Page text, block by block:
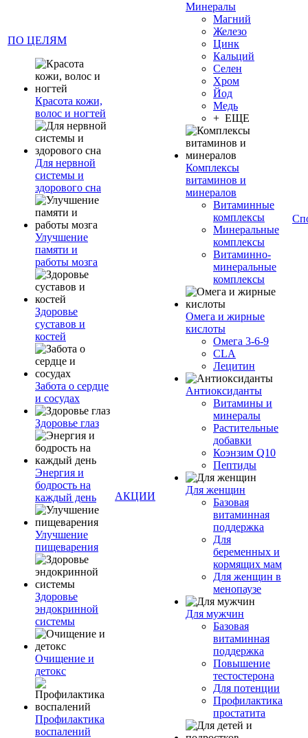
ПО ЦЕЛЯМ
Красота кожи,
волос и ногтей
Для нервной
системы и
здорового сна
Улучшение
памяти и
работы мозга
Здоровье
суставов и
костей
Забота о сердце
и сосудах
Здоровье глаз
Энергия и
бодрость на
каждый день
Улучшение
пищеварения
Здоровье
эндокринной
системы
Очищение и
детокс
Профилактика
воспалений
АКЦИИ
Минералы
Магний
Железо
Цинк
Кальций
Селен
Хром
Йод
Медь
+ ЕЩЕ
Комплексы
витаминов и
минералов
Витаминные
комплексы
Минеральные
комплексы
Витаминно-
минеральные
комплексы
Омега и жирные
кислоты
Омега 3-6-9
CLA
Лецитин
Антиоксиданты
Витамины и
минералы
Растительные
добавки
Коэнзим Q10
Пептиды
Для женщин
Базовая
витаминная
поддержка
Для
беременных и
кормящих мам
Для женщин в
менопаузе
Для мужчин
Базовая
витаминная
поддержка
Повышение
тестостерона
Для потенции
Профилактика
простатита